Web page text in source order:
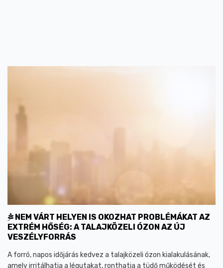
NEM VÁRT HELYEN IS OKOZHAT PROBLÉMÁKAT AZ
EXTRÉM HŐSÉG: A TALAJKÖZELI ÓZON AZ ÚJ
VESZÉLYFORRÁS
A forró, napos időjárás kedvez a talajközeli ózon kialakulásának,
amely irritálhatja a légutakat, ronthatja a tüdő működését és